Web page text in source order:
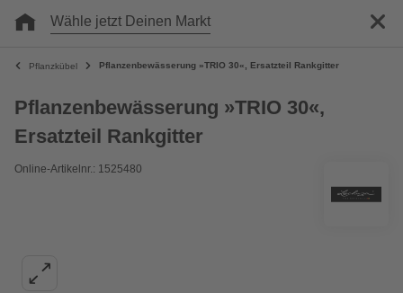
Wähle jetzt Deinen Markt
Pflanzkübel Pflanzenbewässerung »TRIO 30«, Ersatzteil Rankgitter
Pflanzenbewässerung »TRIO 30«,
Ersatzteil Rankgitter
Online-Artikelnr.: 1525480